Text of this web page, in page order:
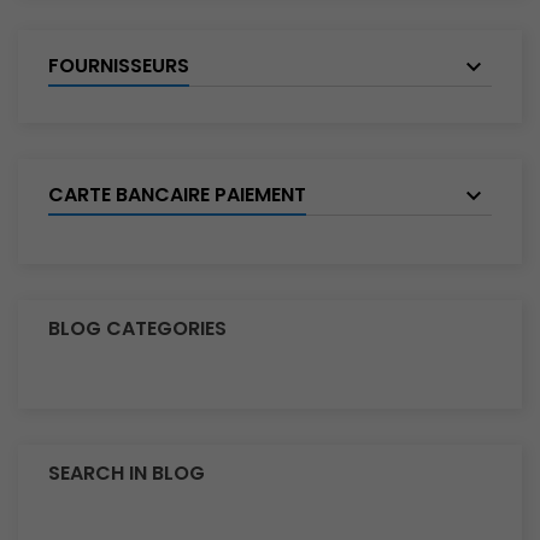
FOURNISSEURS
CARTE BANCAIRE PAIEMENT
BLOG CATEGORIES
SEARCH IN BLOG